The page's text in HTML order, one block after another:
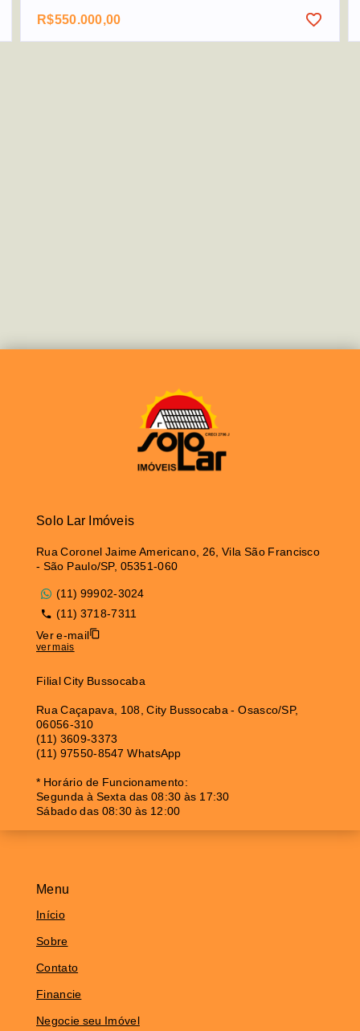
R$550.000,00
Menu
Início
Sobre
Contato
Financie
Negocie seu Imóvel
Solo Lar Imóveis
Rua Coronel Jaime Americano, 26, Vila São Francisco
- São Paulo/SP, 05351-060
(11) 99902-3024
(11) 3718-7311
Ver e-mail
ver mais
Filial City Bussocaba
Rua Caçapava, 108, City Bussocaba - Osasco/SP,
06056-310
(11) 3609-3373
(11) 97550-8547 WhatsApp
* Horário de Funcionamento:
Segunda à Sexta das 08:30 às 17:30
Sábado das 08:30 às 12:00